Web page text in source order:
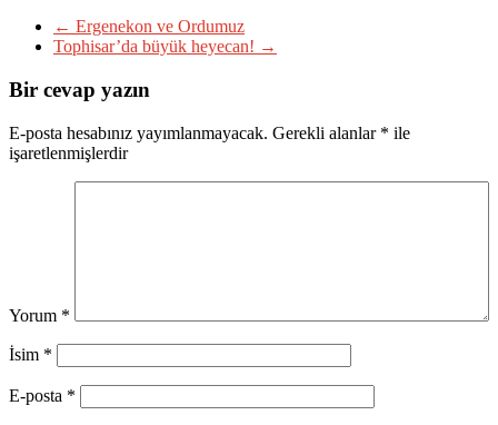
← Ergenekon ve Ordumuz
Tophisar’da büyük heyecan! →
Bir cevap yazın
E-posta hesabınız yayımlanmayacak. Gerekli alanlar * ile
işaretlenmişlerdir
Yorum *
İsim *
E-posta *